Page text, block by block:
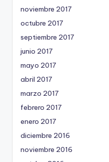
noviembre 2017
octubre 2017
septiembre 2017
junio 2017
mayo 2017
abril 2017
marzo 2017
febrero 2017
enero 2017
diciembre 2016
noviembre 2016